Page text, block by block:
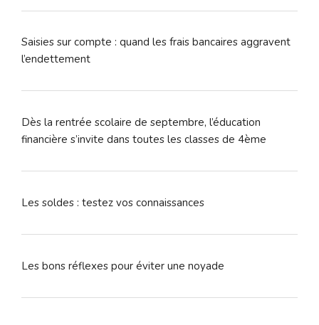
Saisies sur compte : quand les frais bancaires aggravent
l’endettement
Dès la rentrée scolaire de septembre, l’éducation
financière s’invite dans toutes les classes de 4ème
Les soldes : testez vos connaissances
Les bons réflexes pour éviter une noyade